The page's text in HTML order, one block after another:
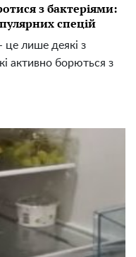
з бактеріями:
спецій
це лише деякі з
активно борються з